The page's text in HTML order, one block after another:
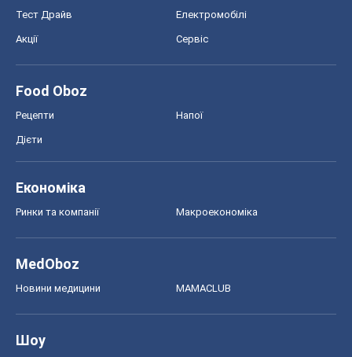
Тест Драйв Електромобілі
Акції Сервіс
Food Oboz
Рецепти Напої
Дієти
Економіка
Ринки та компанії Макроекономіка
MedOboz
Новини медицини MAMACLUB
Шоу